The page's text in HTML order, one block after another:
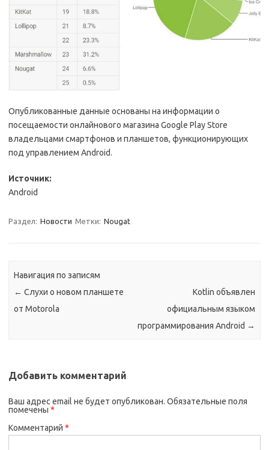
Опубликованные данные основаны на информации о
посещаемости онлайнового магазина Google Play Store
владельцами смартфонов и планшетов, функционирующих
под управлением Android.
Источник:
Android
Раздел: Новости Метки: Nougat
Навигация по записям
← Слухи о новом планшете
от Motorola
Kotlin объявлен
официальным языком
программирования Android →
Добавить комментарий
Ваш адрес email не будет опубликован. Обязательные поля
помечены *
Комментарий *